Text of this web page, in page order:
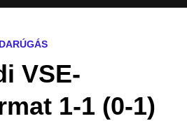
VSE-
1-1 (0-1)